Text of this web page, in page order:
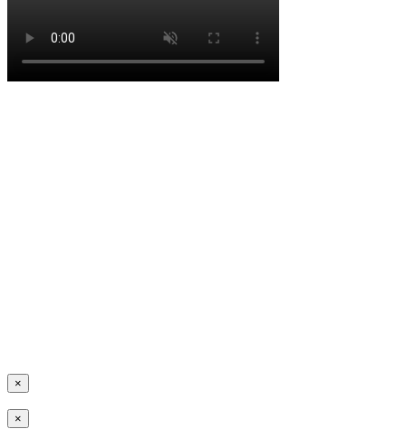
×
×